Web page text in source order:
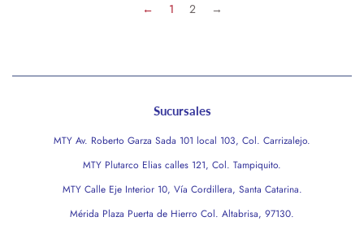
← 1 2 →
Sucursales
MTY Av. Roberto Garza Sada 101 local 103, Col. Carrizalejo.
MTY Plutarco Elias calles 121, Col. Tampiquito.
MTY Calle Eje Interior 10, Vía Cordillera, Santa Catarina.
Mérida Plaza Puerta de Hierro Col. Altabrisa, 97130.